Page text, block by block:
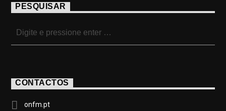
PESQUISAR
CONTACTOS
onfm.pt